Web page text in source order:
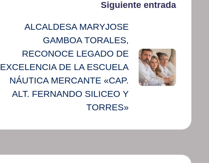
Siguiente entrada
ALCALDESA MARYJOSE
GAMBOA TORALES,
RECONOCE LEGADO DE
EXCELENCIA DE LA ESCUELA
NÁUTICA MERCANTE «CAP.
ALT. FERNANDO SILICEO Y
TORRES»